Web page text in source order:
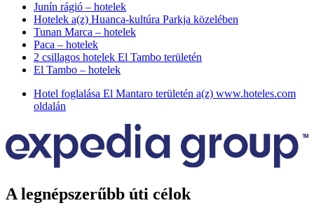
Junín rágió – hotelek
Hotelek a(z) Huanca-kultúra Parkja közelében
Tunan Marca – hotelek
Paca – hotelek
2 csillagos hotelek El Tambo területén
El Tambo – hotelek
Hotel foglalása El Mantaro területén a(z) www.hoteles.com
oldalán
A legnépszerűbb úti célok